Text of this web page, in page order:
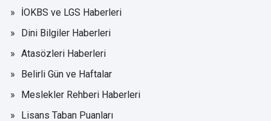
İOKBS ve LGS Haberleri
Dini Bilgiler Haberleri
Atasözleri Haberleri
Belirli Gün ve Haftalar
Meslekler Rehberi Haberleri
Lisans Taban Puanları